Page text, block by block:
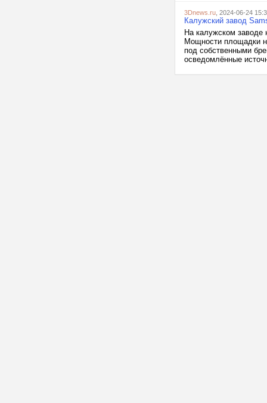
3Dnews.ru , 2024-06-24
Калужский завод
На калужском заводе
Мощности площадки
под собственными
осведомлённые